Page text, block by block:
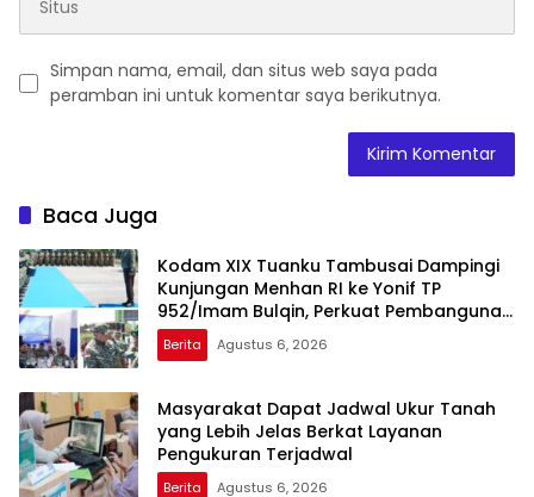
Simpan nama, email, dan situs web saya pada
peramban ini untuk komentar saya berikutnya.
Baca Juga
Kodam XIX Tuanku Tambusai Dampingi
Kunjungan Menhan RI ke Yonif TP
952/Imam Bulqin, Perkuat Pembangunan
Satuan
Berita Agustus 6, 2026
Masyarakat Dapat Jadwal Ukur Tanah
yang Lebih Jelas Berkat Layanan
Pengukuran Terjadwal
Berita Agustus 6, 2026